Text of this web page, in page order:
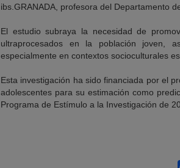
ibs.GRANADA, profesora del Departamento
El estudio subraya la necesidad de
ultraprocesados en la población joven,
especialmente en contextos socioculturales
Esta investigación ha sido financiada por el
adolescentes para su estimación como
Programa de Estímulo a la Investigación de